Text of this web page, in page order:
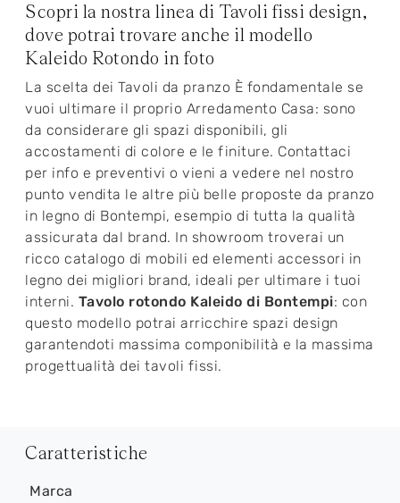
Scopri la nostra linea di Tavoli fissi design,
dove potrai trovare anche il modello
Kaleido Rotondo in foto
La scelta dei Tavoli da pranzo È fondamentale se
vuoi ultimare il proprio Arredamento Casa: sono
da considerare gli spazi disponibili, gli
accostamenti di colore e le finiture. Contattaci
per info e preventivi o vieni a vedere nel nostro
punto vendita le altre più belle proposte da pranzo
in legno di Bontempi, esempio di tutta la qualità
assicurata dal brand. In showroom troverai un
ricco catalogo di mobili ed elementi accessori in
legno dei migliori brand, ideali per ultimare i tuoi
interni. Tavolo rotondo Kaleido di Bontempi: con
questo modello potrai arricchire spazi design
garantendoti massima componibilità e la massima
progettualità dei tavoli fissi.
Caratteristiche
Marca